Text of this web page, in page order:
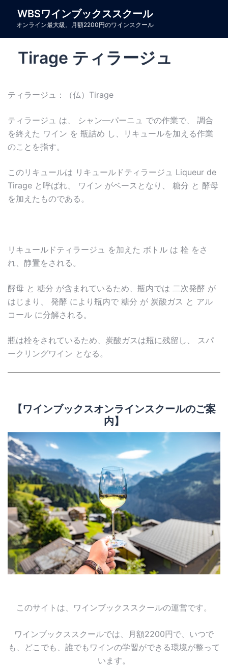
WBSワインブックススクール
オンライン最大級。月額2200円のワインスクール
Tirage ティラージュ
ティラージュ：（仏）Tirage
ティラージュ は、 シャン―パーニュ での作業で、 調合
を終えた ワイン を 瓶詰め し、リキュールを加える作業
のことを指す。
このリキュールは リキュールドティラージュ Liqueur de
Tirage と呼ばれ、 ワイン がベースとなり、 糖分 と 酵母
を加えたものである。
リキュールドティラージュ を加えた ボトル は 栓 をさ
れ、静置をされる。
酵母 と 糖分 が含まれているため、瓶内では 二次発酵 が
はじまり、 発酵 により瓶内で 糖分 が 炭酸ガス と アル
コール に分解される。
瓶は栓をされているため、炭酸ガスは瓶に残留し、 スパ
ークリングワイン となる。
【ワインブックスオンラインスクールのご案
内】
このサイトは、ワインブックススクールの運営です。
ワインブックススクールでは、月額2200円で、いつで
も、どこでも、誰でもワインの学習ができる環境が整って
います。